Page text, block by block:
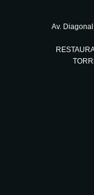
Av.